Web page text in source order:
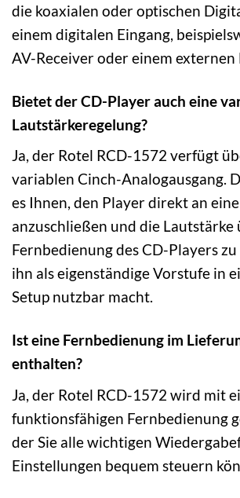
die koaxialen oder optischen
einem digitalen Eingang,
AV-Receiver oder einem
Bietet der CD-Player auch eine
Lautstärkeregelung?
Ja, der Rotel RCD-1572 verfügt
variablen Cinch-Analogausgang.
es Ihnen, den Player direkt an
anzuschließen und die Lautstärke
Fernbedienung des CD-Players
ihn als eigenständige Vorstufe in
Setup nutzbar macht.
Ist eine Fernbedienung im
enthalten?
Ja, der Rotel RCD-1572 wird mit
funktionsfähigen Fernbedienung
der Sie alle wichtigen
Einstellungen bequem steuern